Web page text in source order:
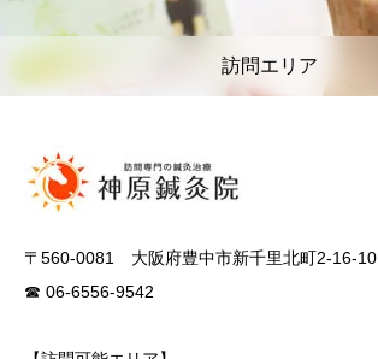
訪問エリア
〒560-0081 大阪府豊中市新千里北町2-16-10
☎ 06-6556-9542